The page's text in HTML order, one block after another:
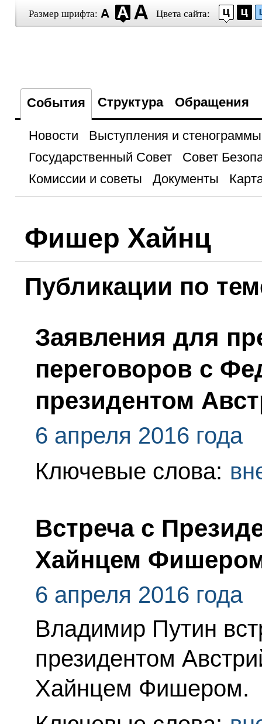
Размер шрифта: Цвета сайта:
События Структура Обращения
Новости
Выступления и стенограммы
Государственный Совет
Совет
Комиссии и советы
Документы
Фишер Хайнц
Публикации по
Заявления для
переговоров с
президентом
6 апреля 2016 года
Ключевые слова:
Встреча с
Хайнцем
6 апреля 2016 года
Владимир Путин
президентом
Хайнцем Фишером.